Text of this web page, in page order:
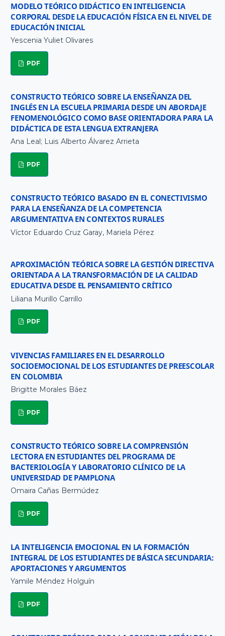
MODELO TEÓRICO DIDÁCTICO EN INTELIGENCIA
CORPORAL DESDE LA EDUCACIÓN FÍSICA EN EL NIVEL DE
EDUCACIÓN INICIAL
Yescenia Yuliet Olivares
PDF
CONSTRUCTO TEÓRICO SOBRE LA ENSEÑANZA DEL
INGLÉS EN LA ESCUELA PRIMARIA DESDE UN ABORDAJE
FENOMENOLÓGICO COMO BASE ORIENTADORA PARA LA
DIDÁCTICA DE ESTA LENGUA EXTRANJERA
Ana Leal; Luis Alberto Álvarez Arrieta
PDF
CONSTRUCTO TEÓRICO BASADO EN EL CONECTIVISMO
PARA LA ENSEÑANZA DE LA COMPETENCIA
ARGUMENTATIVA EN CONTEXTOS RURALES
Víctor Eduardo Cruz Garay, Mariela Pérez
APROXIMACIÓN TEÓRICA SOBRE LA GESTIÓN DIRECTIVA
ORIENTADA A LA TRANSFORMACIÓN DE LA CALIDAD
EDUCATIVA DESDE EL PENSAMIENTO CRÍTICO
Liliana Murillo Carrillo
PDF
VIVENCIAS FAMILIARES EN EL DESARROLLO
SOCIOEMOCIONAL DE LOS ESTUDIANTES DE PREESCOLAR
EN COLOMBIA
Brigitte Morales Báez
PDF
CONSTRUCTO TEÓRICO SOBRE LA COMPRENSIÓN
LECTORA EN ESTUDIANTES DEL PROGRAMA DE
BACTERIOLOGÍA Y LABORATORIO CLÍNICO DE LA
UNIVERSIDAD DE PAMPLONA
Omaira Cañas Bermúdez
PDF
LA INTELIGENCIA EMOCIONAL EN LA FORMACIÓN
INTEGRAL DE LOS ESTUDIANTES DE BÁSICA SECUNDARIA:
APORTACIONES Y ARGUMENTOS
Yamile Méndez Holguín
PDF